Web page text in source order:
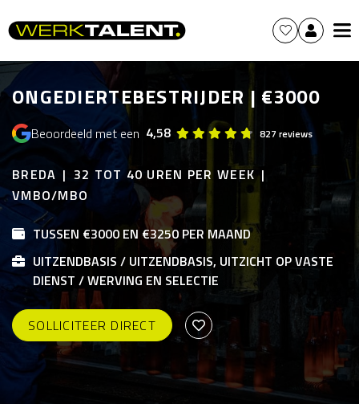
ONGEDIERTEBESTRIJDER | €3000
Beoordeeld met een 4,58 827 reviews
BREDA
32 TOT 40 UREN PER WEEK
VMBO/MBO
TUSSEN €3000 EN €3250 PER MAAND
UITZENDBASIS / UITZENDBASIS, UITZICHT OP VASTE
DIENST / WERVING EN SELECTIE
SOLLICITEER DIRECT